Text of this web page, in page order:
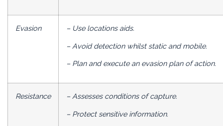
Evasion – Use locations aids.
– Avoid detection whilst static and mobile.
– Plan and execute an evasion plan of
Resistance – Assesses conditions of capture.
– Protect sensitive information.